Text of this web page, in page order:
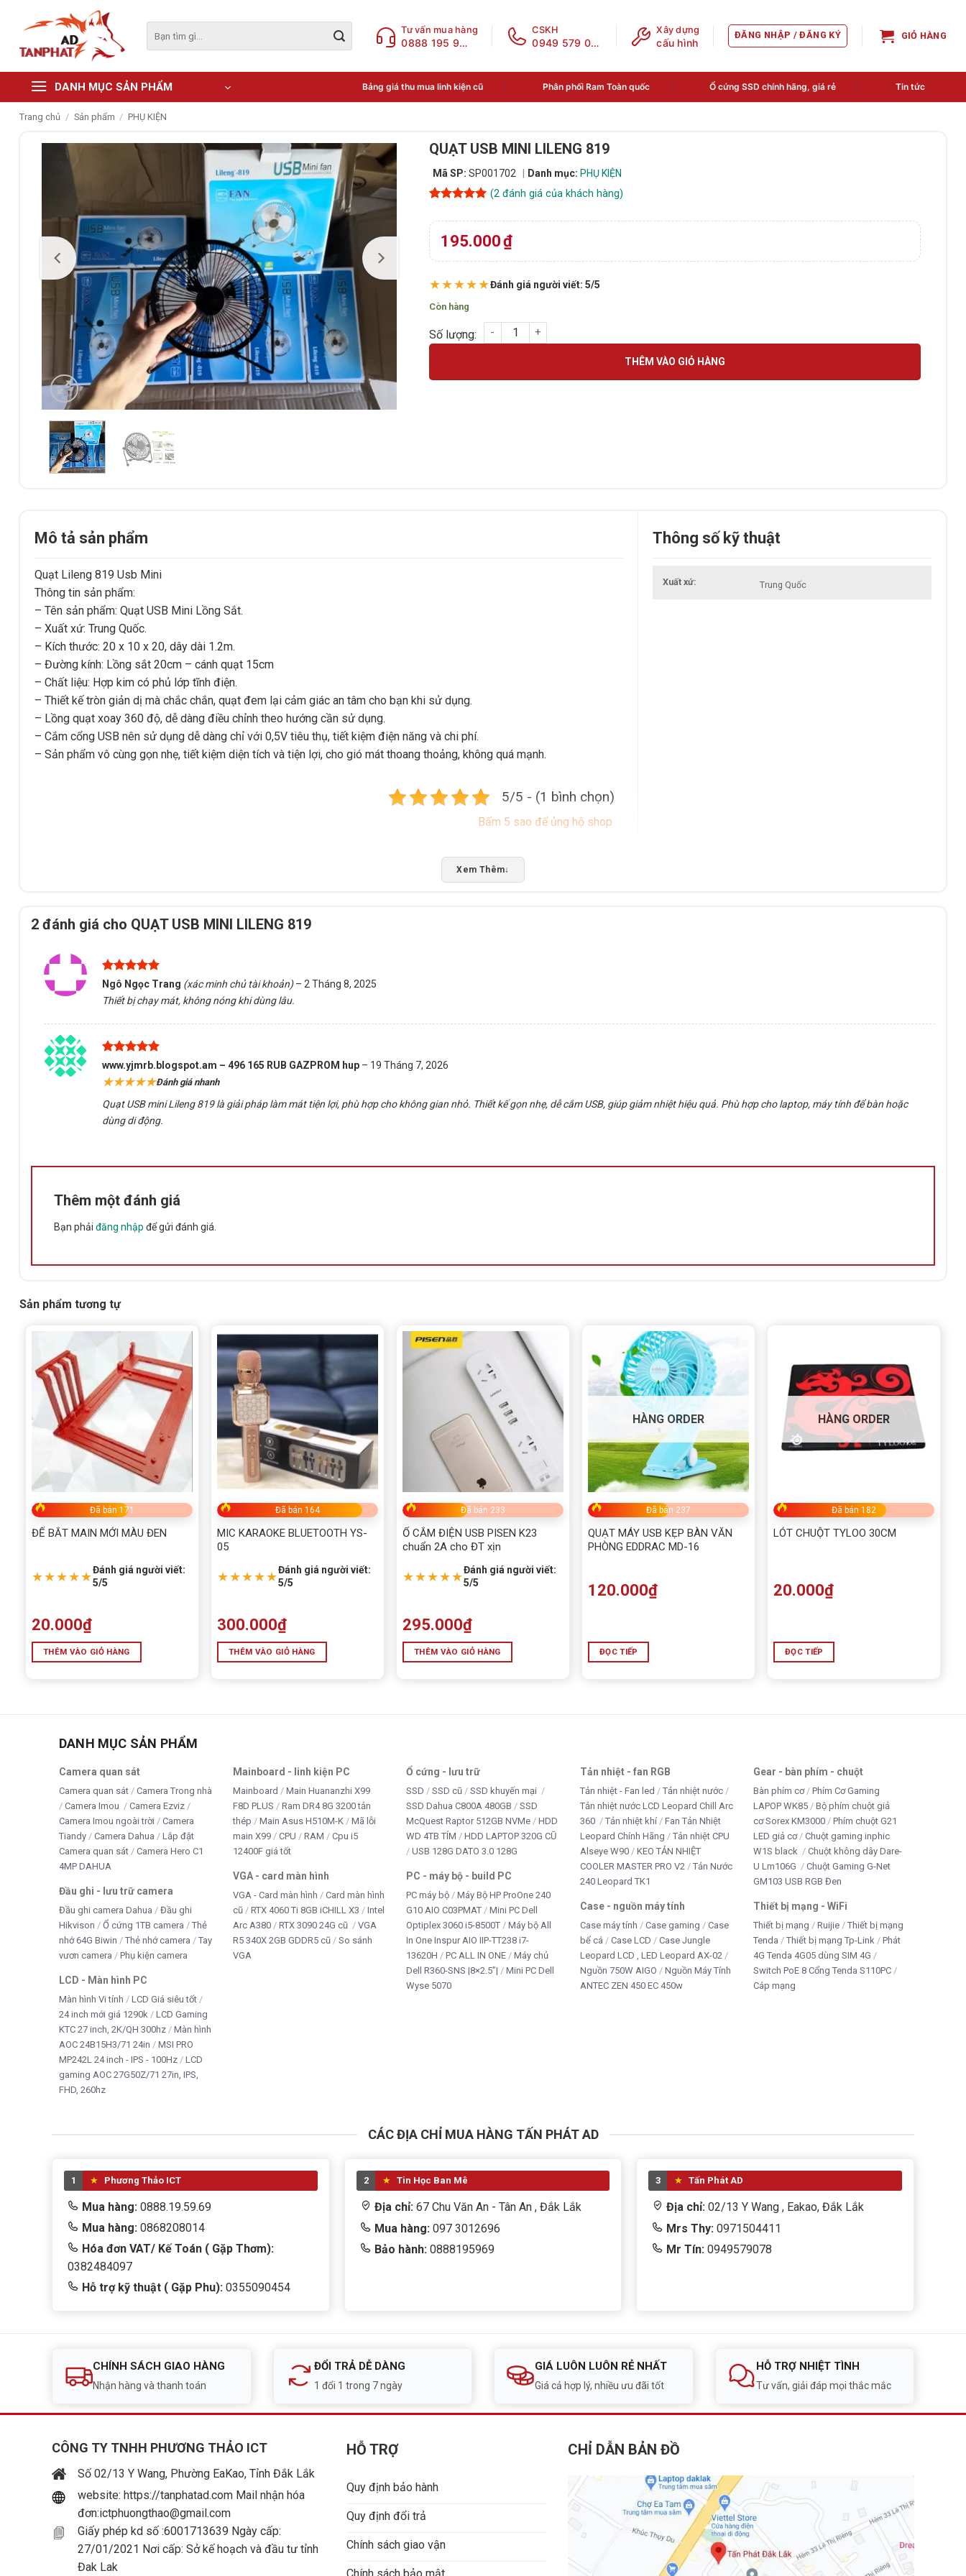
content
kiếm:
Tư vấn mua hàng
0888 195 969
CSKH
0949 579 078
Xây dựng
cấu hình
ĐĂNG NHẬP / ĐĂNG KÝ GIỎ HÀNG
DANH MỤC SẢN PHẨM Bảng giá thu mua linh kiện cũ Phân phối Ram Toàn quốc Ổ cứng SSD chính hãng, giá rẻ Tin tức
Trang chủ / Sản phẩm / PHỤ KIỆN
QUẠT USB MINI LILENG 819
Mã SP: SP001702 Danh mục: PHỤ KIỆN
dựa trên
đánh giá
(2 đánh giá của khách hàng)
195.000₫
★★★★★Đánh giá người viết: 5/5
Còn hàng
QUẠT USB MINI LILENG 819 số lượng
THÊM VÀO GIỎ HÀNG
Mô tả sản phẩm
Quạt Lileng 819 Usb Mini
Thông tin sản phẩm:
– Tên sản phẩm: Quạt USB Mini Lồng Sắt.
– Xuất xứ: Trung Quốc.
– Kích thước: 20 x 10 x 20, dây dài 1.2m.
– Đường kính: Lồng sắt 20cm – cánh quạt 15cm
– Chất liệu: Hợp kim có phủ lớp tĩnh điện.
– Thiết kế tròn giản dị mà chắc chắn, quạt đem lại cảm giác an tâm cho bạn khi sử dụng.
– Lồng quạt xoay 360 độ, dễ dàng điều chỉnh theo hướng cần sử dụng.
– Cắm cổng USB nên sử dụng dễ dàng chỉ với 0,5V tiêu thụ, tiết kiệm điện năng và chi phí.
– Sản phẩm vô cùng gọn nhẹ, tiết kiệm diện tích và tiện lợi, cho gió mát thoang thoảng, không quá mạnh.
5/5 - (1 bình chọn)
Bấm 5 sao để ủng hộ shop
Thông số kỹ thuật
Xuất xứ Trung Quốc
Xem Thêm↓
2 đánh giá cho QUẠT USB MINI LILENG 819
Được xếp
hạng 55
sao
Ngô Ngọc Trang (xác minh chủ tài khoản) – 2 Tháng 8, 2025
Thiết bị chạy mát, không nóng khi dùng lâu.
Được xếp
hạng5
5
sao
www.yjmrb.blogspot.am – 496 165 RUB GAZPROM hup – 19 Tháng 7, 2026
★★★★★Đánh giá nhanh
Quạt USB mini Lileng 819 là giải pháp làm mát tiện lợi, phù hợp cho không gian nhỏ. Thiết kế gọn nhẹ, dễ cắm USB, giúp giảm nhiệt hiệu quả. Phù hợp cho laptop, máy tính để bàn hoặc
dùng di động.
Thêm một đánh giá
Bạn phải đăng nhập để gửi đánh giá.
Sản phẩm tương tự
Đã bán 171
ĐẾ BẮT MAIN MỚI MÀU ĐEN
★★★★★Đánh giá người viết:
5/5
20.000₫
THÊM VÀO GIỎ HÀNG
Đã bán 164
MIC KARAOKE BLUETOOTH YS-
05
★★★★★Đánh giá người viết:
5/5
300.000₫
THÊM VÀO GIỎ HÀNG
Đã bán 233
Ổ CẮM ĐIỆN USB PISEN K23
chuẩn 2A cho ĐT xịn
★★★★★Đánh giá người viết:
5/5
295.000₫
THÊM VÀO GIỎ HÀNG
HÀNG ORDER
Đã bán 237
QUẠT MÁY USB KẸP BÀN VĂN
PHÒNG EDDRAC MD-16
120.000₫
ĐỌC TIẾP
HÀNG ORDER
Đã bán 182
LÓT CHUỘT TYLOO 30CM
20.000₫
ĐỌC TIẾP
DANH MỤC SẢN PHẨM
Camera quan sát
Camera quan sát
Camera Trong nhà
Camera Imou
Camera Ezviz
Camera Imou ngoài trời
Camera
Tiandy
Camera Dahua
Lắp đặt
Camera quan sát
Camera Hero C1
4MP DAHUA
Đầu ghi - lưu trữ camera
Đầu ghi camera Dahua
Đầu ghi
Hikvison
Ổ cứng 1TB camera
Thẻ
nhớ 64G Biwin
Thẻ nhớ camera
Tay
vươn camera
Phụ kiện camera
LCD - Màn hình PC
Màn hình Vi tính
LCD Giá siêu tốt
24 inch mới giá 1290k
LCD Gaming
KTC 27 inch, 2K/QH 300hz
Màn hình
AOC 24B15H3/71 24in
MSI PRO
MP242L 24 inch - IPS - 100Hz
LCD
gaming AOC 27G50Z/71 27in, IPS,
FHD, 260hz
Mainboard - linh kiện PC
Mainboard
Main Huananzhi X99
F8D PLUS
Ram DR4 8G 3200 tản
thép
Main Asus H510M-K
Mã lỗi
main X99
CPU RAM
Cpu i5
12400F giá tốt
VGA - card màn hình
VGA - Card màn hình
Card màn hình
cũ
RTX 4060 Ti 8GB iCHILL X3
Intel
Arc A380
RTX 3090 24G cũ
VGA
R5 340X 2GB GDDR5 cũ
So sánh
VGA
Ổ cứng - lưu trữ
SSD SSD cũ
SSD khuyến mại
SSD Dahua C800A 480GB
SSD
McQuest Raptor 512GB NVMe
HDD
WD 4TB TÍM
HDD LAPTOP 320G CŨ
USB 128G DATO 3.0 128G
PC - máy bộ - build PC
PC máy bộ
Máy Bộ HP ProOne 240
G10 AIO C03PMAT
Mini PC Dell
Optiplex 3060 i5-8500T
Máy bộ All
In One Inspur AIO IIP-TT238 i7-
13620H
PC ALL IN ONE
Máy chủ
Dell R360-SNS |8×2.5”|
Mini PC Dell
Wyse 5070
Tản nhiệt - fan RGB
Tản nhiệt - Fan led
Tản nhiệt nước
Tản nhiệt nước LCD Leopard Chill Arc
360
Tản nhiệt khí
Fan Tản Nhiệt
Leopard Chính Hãng
Tản nhiệt CPU
Alseye W90
KEO TẢN NHIỆT
COOLER MASTER PRO V2
Tản Nước
240 Leopard TK1
Case - nguồn máy tính
Case máy tính Case gaming
Case
bể cá
Case LCD
Case Jungle
Leopard LCD , LED Leopard AX-02
Nguồn 750W AIGO
Nguồn Máy Tính
ANTEC ZEN 450 EC 450w
Gear - bàn phím - chuột
Bàn phím cơ
Phím Cơ Gaming
LAPOP WK85
Bộ phím chuột giả
cơ Sorex KM3000
Phím chuột G21
LED giả cơ
Chuột gaming inphic
W1S black
Chuột không dây Dare-
U Lm106G
Chuột Gaming G-Net
GM103 USB RGB Đen
Thiết bị mạng - WiFi
Thiết bị mạng Ruijie
Thiết bị mạng
Tenda
Thiết bị mạng Tp-Link
Phát
4G Tenda 4G05 dùng SIM 4G
Switch PoE 8 Cổng Tenda S110PC
Cáp mạng
CÁC ĐỊA CHỈ MUA HÀNG TẤN PHÁT AD
1 Phương Thảo ICT
Mua hàng: 0888.19.59.69
Mua hàng: 0868208014
Hóa đơn VAT/ Kế Toán ( Gặp Thơm):
0382484097
Hỗ trợ kỹ thuật ( Gặp Phu): 0355090454
2 Tin Học Ban Mê
Địa chỉ: 67 Chu Văn An - Tân An , Đắk Lắk
Mua hàng: 097 3012696
Bảo hành: 0888195969
3 Tấn Phát AD
Địa chỉ:02/13 Y Wang , Eakao, Đắk Lắk
Mrs Thy: 0971504411
Mr Tín: 0949579078
CHÍNH SÁCH GIAO HÀNG
Nhận hàng và thanh toán
ĐỔI TRẢ DỄ DÀNG
1 đổi 1 trong 7 ngày
GIÁ LUÔN LUÔN RẺ NHẤT
Giá cả hợp lý, nhiều ưu đãi tốt
HỖ TRỢ NHIỆT TÌNH
Tư vấn, giải đáp mọi thắc mắc
CÔNG TY TNHH PHƯƠNG THẢO ICT
Số 02/13 Y Wang, Phường EaKao, Tỉnh Đắk Lắk
website: https://tanphatad.com Mail nhận hóa
đơn:ictphuongthao@gmail.com
Giấy phép kd số :6001713639 Ngày cấp:
27/01/2021 Nơi cấp: Sở kế hoạch và đầu tư tỉnh
Đak Lak
HỖ TRỢ
Quy định bảo hành
Quy định đổi trả
Chính sách giao vận
CHỈ DẪN BẢN ĐỒ